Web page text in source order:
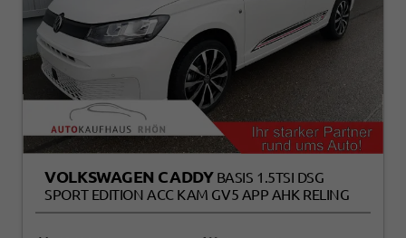
VOLKSWAGEN CADDY BASIS 1.5TSI DSG
SPORT EDITION ACC KAM GV5 APP AHK RELING